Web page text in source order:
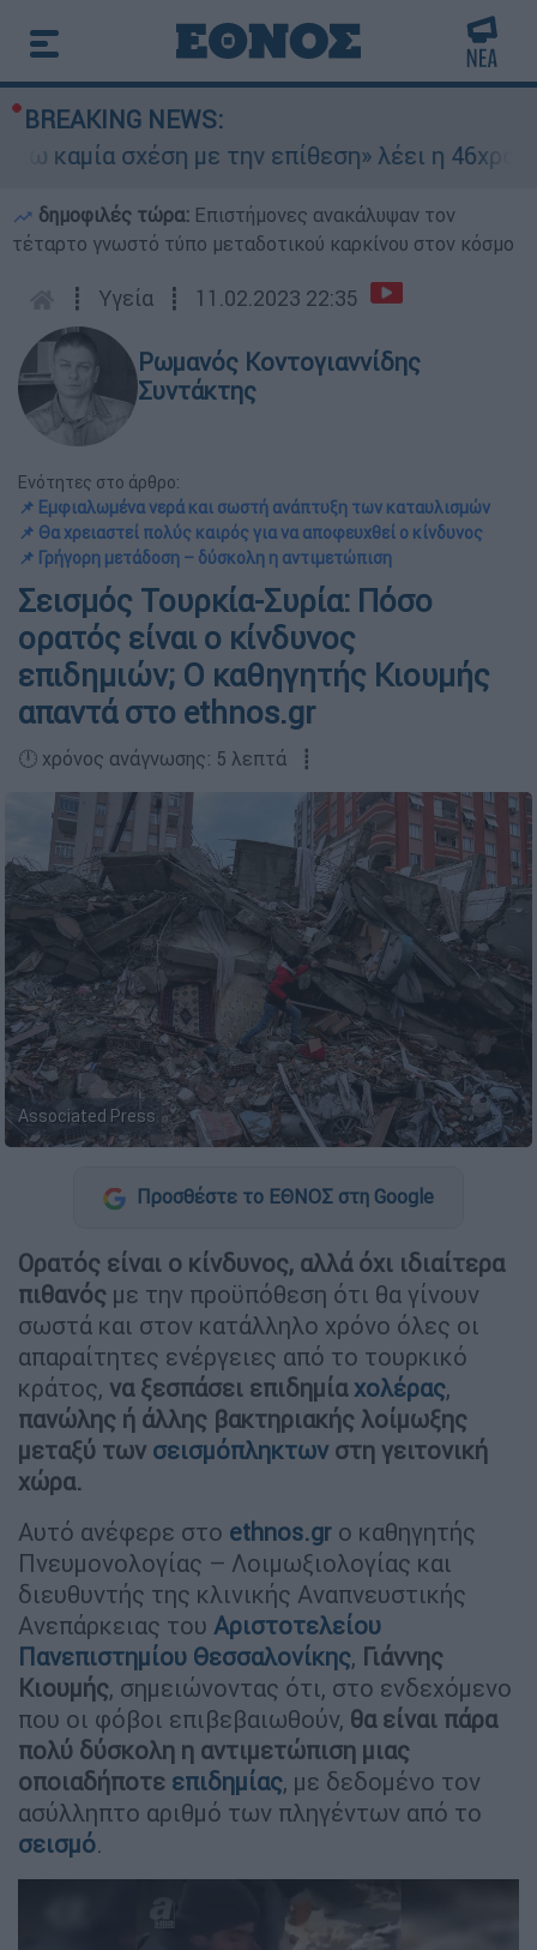
BREAKING NEWS:
σχέση με την επίθεση» λέει η 46χρονη - Τι
δημοφιλές τώρα: Επιστήμονες ανακάλυψαν τον
τέταρτο γνωστό τύπο μεταδοτικού καρκίνου στον κόσμο
┋ Υγεία ┋ 11.02.2023 22:35
Ρωμανός Κοντογιαννίδης
Συντάκτης
Ενότητες στο άρθρο:
📌 Εμφιαλωμένα νερά και σωστή ανάπτυξη των καταυλισμών
📌 Θα χρειαστεί πολύς καιρός για να αποφευχθεί ο κίνδυνος
📌 Γρήγορη μετάδοση – δύσκολη η αντιμετώπιση
Σεισμός Τουρκία-Συρία: Πόσο
ορατός είναι ο κίνδυνος
επιδημιών; Ο καθηγητής Κιουμής
απαντά στο ethnos.gr
🕛 χρόνος ανάγνωσης: 5 λεπτά ┋
Associated Press
Προσθέστε το ΕΘΝΟΣ στη Google
Ορατός είναι ο κίνδυνος, αλλά όχι ιδιαίτερα
πιθανός με την προϋπόθεση ότι θα γίνουν
σωστά και στον κατάλληλο χρόνο όλες οι
απαραίτητες ενέργειες από το τουρκικό
κράτος, να ξεσπάσει επιδημίαχολέρας,
πανώλης ή άλλης βακτηριακής λοίμωξης
μεταξύ των σεισμόπληκτωνστη γειτονική
χώρα.
Αυτό ανέφερε στο ethnos.gr ο καθηγητής
Πνευμονολογίας – Λοιμωξιολογίας και
διευθυντής της κλινικής Αναπνευστικής
Ανεπάρκειας του Αριστοτελείου
Πανεπιστημίου Θεσσαλονίκης, Γιάννης
Κιουμής, σημειώνοντας ότι, στο ενδεχόμενο
που οι φόβοι επιβεβαιωθούν, θα είναι πάρα
πολύ δύσκολη η αντιμετώπιση μιας
οποιαδήποτε επιδημίας, με δεδομένο τον
ασύλληπτο αριθμό των πληγέντων από το
σεισμό.